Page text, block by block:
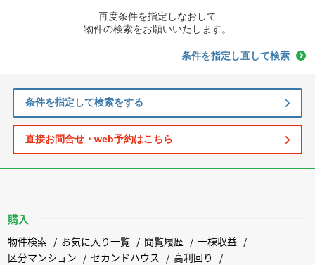
再度条件を指定しなおして
物件の検索をお願いいたします。
条件を指定し直して検索
条件を指定して検索をする
直接お問合せ・web予約はこちら
購入
物件検索 お気に入り一覧 閲覧履歴
一棟収益
区分マンション
セカンドハウス
高利回り